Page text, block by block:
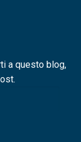
a questo blog,